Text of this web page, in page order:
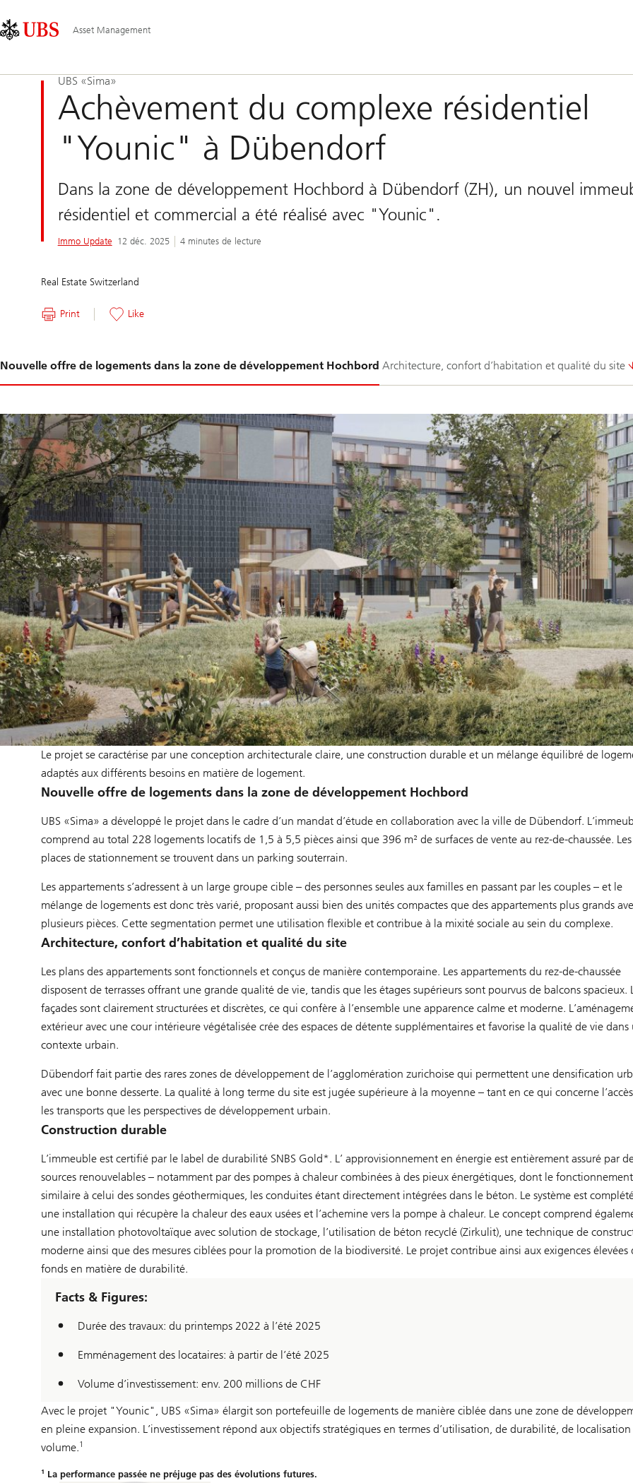
Area
principale
Asset Management
UBS «Sima»
Achèvement du complexe résidentiel
"Younic" à Dübendorf
Dans la zone de développement Hochbord à Dübendorf (ZH), un nouvel
résidentiel et commercial a été réalisé avec "Younic".
Immo Update 12 déc. 2025 4 minutes de lecture
Real Estate Switzerland
Print Like
Nouvelle offre de logements dans la zone de développement Hochbord Architecture, confort d’habitation et qualité du site
1-
Le projet se caractérise par une conception architecturale claire, une construction durable et un mélange équilibré de
adaptés aux différents besoins en matière de logement.
Nouvelle offre de logements dans la zone de développement Hochbord
UBS «Sima» a développé le projet dans le cadre d’un mandat d’étude en collaboration avec la ville de Dübendorf.
comprend au total 228 logements locatifs de 1,5 à 5,5 pièces ainsi que 396 m² de surfaces de vente au rez-de-chaussée.
places de stationnement se trouvent dans un parking souterrain.
Les appartements s’adressent à un large groupe cible – des personnes seules aux familles en passant par les couples – et le
mélange de logements est donc très varié, proposant aussi bien des unités compactes que des appartements plus grands
plusieurs pièces. Cette segmentation permet une utilisation flexible et contribue à la mixité sociale au sein du complexe.
Architecture, confort d’habitation et qualité du site
Les plans des appartements sont fonctionnels et conçus de manière contemporaine. Les appartements du rez-de-chaussée
disposent de terrasses offrant une grande qualité de vie, tandis que les étages supérieurs sont pourvus de balcons spacieux.
façades sont clairement structurées et discrètes, ce qui confère à l’ensemble une apparence calme et moderne.
extérieur avec une cour intérieure végétalisée crée des espaces de détente supplémentaires et favorise la qualité de vie dans
contexte urbain.
Dübendorf fait partie des rares zones de développement de l’agglomération zurichoise qui permettent une densification
avec une bonne desserte. La qualité à long terme du site est jugée supérieure à la moyenne – tant en ce qui concerne
les transports que les perspectives de développement urbain.
Construction durable
L’immeuble est certifié par le label de durabilité SNBS Gold*. L’ approvisionnement en énergie est entièrement assuré par
sources renouvelables – notamment par des pompes à chaleur combinées à des pieux énergétiques, dont le
similaire à celui des sondes géothermiques, les conduites étant directement intégrées dans le béton. Le système est
une installation qui récupère la chaleur des eaux usées et l’achemine vers la pompe à chaleur. Le concept comprend
une installation photovoltaïque avec solution de stockage, l’utilisation de béton recyclé (Zirkulit), une technique de
moderne ainsi que des mesures ciblées pour la promotion de la biodiversité. Le projet contribue ainsi aux exigences élevées
fonds en matière de durabilité.
Facts & Figures:
Durée des travaux: du printemps 2022 à l’été 2025
Emménagement des locataires: à partir de l’été 2025
Volume d’investissement: env. 200 millions de CHF
Avec le projet "Younic", UBS «Sima» élargit son portefeuille de logements de manière ciblée dans une zone de
en pleine expansion. L’investissement répond aux objectifs stratégiques en termes d’utilisation, de durabilité, de
volume.1
1 La performance passée ne préjuge pas des évolutions futures.